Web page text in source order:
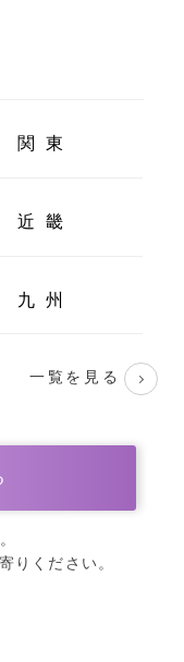
関 東
近 畿
九 州
一覧を見る
りください。